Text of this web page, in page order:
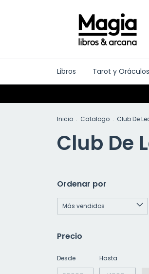
Libros Tarot y Oráculos
Inicio . Catalogo . Club De
Club De
Ordenar por
Precio
Desde Hasta